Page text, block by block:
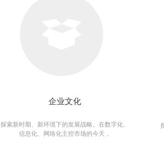
企业文化
探索新时期、新环境下的发展战略。在数字化、
信息化、网络化主控市场的今天，